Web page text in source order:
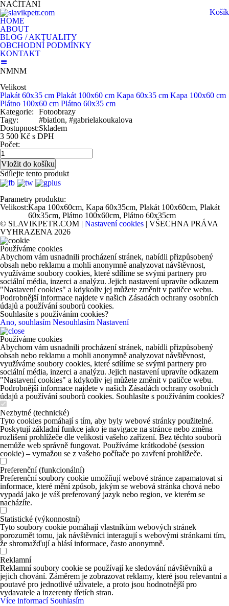
NAČÍTÁNÍ
Košík
HOME
ABOUT
BLOG / AKTUALITY
OBCHODNÍ PODMÍNKY
KONTAKT
NMNM
Velikost
Plakát 60x35 cm Plakát 100x60 cm Kapa 60x35 cm Kapa 100x60 cm
Plátno 100x60 cm Plátno 60x35 cm
Kategorie:
Fotoobrazy
Tagy:
#biatlon, #gabrielakoukalova
Dostupnost:Skladem
3 500 Kč s DPH
Počet:
Sdílejte tento produkt
Parametry produktu:
Velikost:Kapa 100x60cm, Kapa 60x35cm, Plakát 100x60cm, Plakát
60x35cm, Plátno 100x60cm, Plátno 60x35cm
© SLAVIKPETR.COM | Nastavení cookies | VŠECHNA PRÁVA
VYHRAZENA 2026
Používáme cookies
Abychom vám usnadnili procházení stránek, nabídli přizpůsobený
obsah nebo reklamu a mohli anonymně analyzovat návštěvnost,
využíváme soubory cookies, které sdílíme se svými partnery pro
sociální média, inzerci a analýzu. Jejich nastavení upravíte odkazem
"Nastavení cookies" a kdykoliv jej můžete změnit v patičce webu.
Podrobnější informace najdete v našich Zásadách ochrany osobních
údajů a používání souborů cookies.
Souhlasíte s používáním cookies?
Ano, souhlasím Nesouhlasím Nastavení
Používáme cookies
Abychom vám usnadnili procházení stránek, nabídli přizpůsobený
obsah nebo reklamu a mohli anonymně analyzovat návštěvnost,
využíváme soubory cookies, které sdílíme se svými partnery pro
sociální média, inzerci a analýzu. Jejich nastavení upravíte odkazem
"Nastavení cookies" a kdykoliv jej můžete změnit v patičce webu.
Podrobnější informace najdete v našich Zásadách ochrany osobních
údajů a používání souborů cookies. Souhlasíte s používáním cookies?
Nezbytné (technické)
Tyto cookies pomáhají s tím, aby byly webové stránky použitelné.
Poskytují základní funkce jako je navigace na stránce nebo změna
rozlišení prohlížeče dle velikosti vašeho zařízení. Bez těchto souborů
nemůže web správně fungovat. Používáme krátkodobé (session
cookie) – vymažou se z vašeho počítače po zavření prohlížeče.
Preferenční (funkcionální)
Preferenční soubory cookie umožňují webové stránce zapamatovat si
informace, které mění způsob, jakým se webová stránka chová nebo
vypadá jako je váš preferovaný jazyk nebo region, ve kterém se
nacházíte.
Statistické (výkonnostní)
Tyto soubory cookie pomáhají vlastníkům webových stránek
porozumět tomu, jak návštěvníci interagují s webovými stránkami tím,
že shromažďují a hlásí informace, často anonymně.
Reklamní
Reklamní soubory cookie se používají ke sledování návštěvníků a
jejich chování. Záměrem je zobrazovat reklamy, které jsou relevantní a
poutavé pro jednotlivé uživatele, a proto jsou hodnotnější pro
vydavatele a inzerenty třetích stran.
Více informací Souhlasím